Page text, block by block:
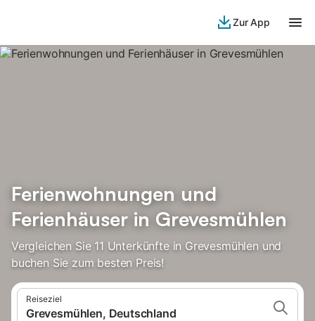
Zur App
Ferienwohnungen und
Ferienhäuser in Grevesmühlen
Vergleichen Sie 11 Unterkünfte in Grevesmühlen und
buchen Sie zum besten Preis!
Reiseziel
Grevesmühlen, Deutschland